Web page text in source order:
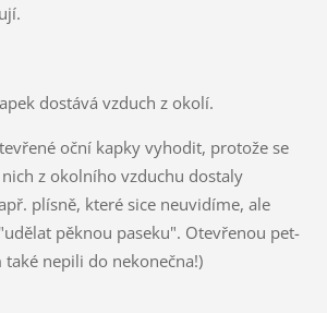
dostává vzduch z okolí.
oční kapky vyhodit, protože se
z okolního vzduchu dostaly
plísně, které sice neuvidíme, ale
pěknou paseku". Otevřenou pet-
nepili do nekonečna!)